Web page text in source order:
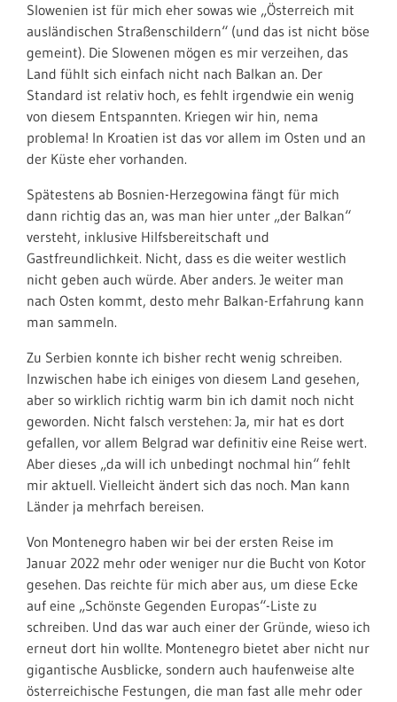
Slowenien ist für mich eher sowas wie „Österreich mit
ausländischen Straßenschildern“ (und das ist nicht böse
gemeint). Die Slowenen mögen es mir verzeihen, das
Land fühlt sich einfach nicht nach Balkan an. Der
Standard ist relativ hoch, es fehlt irgendwie ein wenig
von diesem Entspannten. Kriegen wir hin, nema
problema! In Kroatien ist das vor allem im Osten und an
der Küste eher vorhanden.
Spätestens ab Bosnien-Herzegowina fängt für mich
dann richtig das an, was man hier unter „der Balkan“
versteht, inklusive Hilfsbereitschaft und
Gastfreundlichkeit. Nicht, dass es die weiter westlich
nicht geben auch würde. Aber anders. Je weiter man
nach Osten kommt, desto mehr Balkan-Erfahrung kann
man sammeln.
Zu Serbien konnte ich bisher recht wenig schreiben.
Inzwischen habe ich einiges von diesem Land gesehen,
aber so wirklich richtig warm bin ich damit noch nicht
geworden. Nicht falsch verstehen: Ja, mir hat es dort
gefallen, vor allem Belgrad war definitiv eine Reise wert.
Aber dieses „da will ich unbedingt nochmal hin“ fehlt
mir aktuell. Vielleicht ändert sich das noch. Man kann
Länder ja mehrfach bereisen.
Von Montenegro haben wir bei der ersten Reise im
Januar 2022 mehr oder weniger nur die Bucht von Kotor
gesehen. Das reichte für mich aber aus, um diese Ecke
auf eine „Schönste Gegenden Europas“-Liste zu
schreiben. Und das war auch einer der Gründe, wieso ich
erneut dort hin wollte. Montenegro bietet aber nicht nur
gigantische Ausblicke, sondern auch haufenweise alte
österreichische Festungen, die man fast alle mehr oder